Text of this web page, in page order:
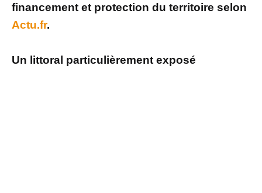
financement et protection du territoire selon
Actu.fr.
Un littoral particulièrement exposé